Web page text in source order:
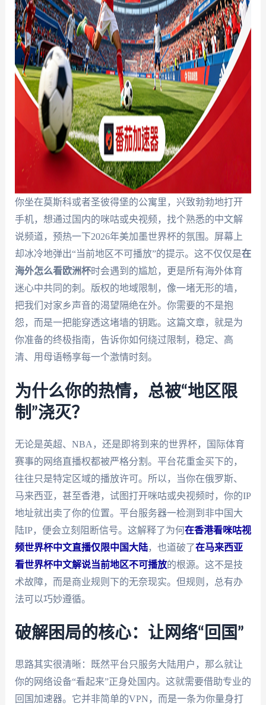
你坐在莫斯科或者圣彼得堡的公寓里，兴致勃勃地打开
手机，想通过国内的咪咕或央视频，找个熟悉的中文解
说频道，预热一下2026年美加墨世界杯的氛围。屏幕上
却冰冷地弹出“当前地区不可播放”的提示。这不仅仅是在
海外怎么看欧洲杯时会遇到的尴尬，更是所有海外体育
迷心中共同的刺。版权的地域限制，像一堵无形的墙，
把我们对家乡声音的渴望隔绝在外。你需要的不是抱
怨，而是一把能穿透这堵墙的钥匙。这篇文章，就是为
你准备的终极指南，告诉你如何绕过限制，稳定、高
清、用母语畅享每一个激情时刻。
为什么你的热情，总被“地区限
制”浇灭？
无论是英超、NBA，还是即将到来的世界杯，国际体育
赛事的网络直播权都被严格分割。平台花重金买下的，
往往只是特定区域的播放许可。所以，当你在俄罗斯、
马来西亚，甚至香港，试图打开咪咕或央视频时，你的IP
地址就出卖了你的位置。平台服务器一检测到非中国大
陆IP，便会立刻阻断信号。这解释了为何在香港看咪咕视
频世界杯中文直播仅限中国大陆，也道破了在马来西亚
看世界杯中文解说当前地区不可播放的根源。这不是技
术故障，而是商业规则下的无奈现实。但规则，总有办
法可以巧妙遵循。
破解困局的核心：让网络“回国”
思路其实很清晰：既然平台只服务大陆用户，那么就让
你的网络设备“看起来”正身处国内。这就需要借助专业的
回国加速器。它并非简单的VPN，而是一条为你量身打